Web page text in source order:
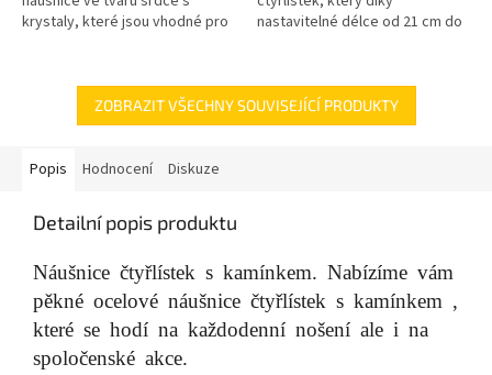
krystaly, které jsou vhodné pro
srdíčka je...
nastavitelné délce od 21 cm do
zajišťuje...
ZOBRAZIT VŠECHNY SOUVISEJÍCÍ PRODUKTY
Popis Hodnocení Diskuze
Detailní popis produktu
Náušnice čtyřlístek s kamínkem. Nabízíme vám
pěkné ocelové náušnice čtyřlístek s kamínkem ,
které se hodí na každodenní nošení ale i na
spoločenské akce.